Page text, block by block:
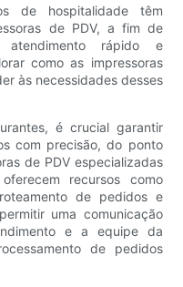
de hospitalidade têm
de PDV, a fim de
atendimento rápido e
como as impressoras
às necessidades desses
é crucial garantir
com precisão, do ponto
de PDV especializadas
recursos como
de pedidos e
uma comunicação
e a equipe da
de pedidos